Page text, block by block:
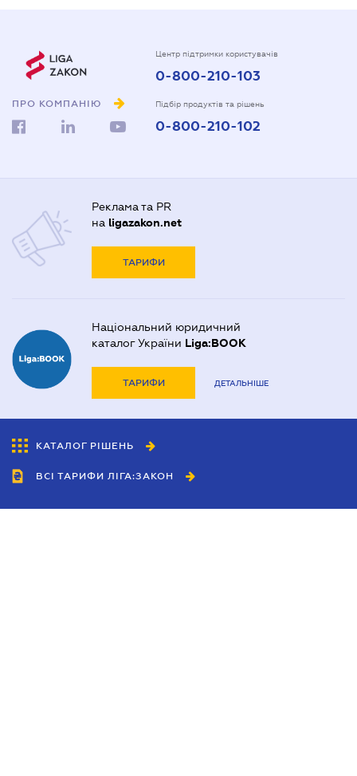
ПРО КОМПАНІЮ
Центр підтримки користувачів
0-800-210-103
Підбір продуктів та рішень
0-800-210-102
Реклама та PR
на ligazakon.net
ТАРИФИ
Національний юридичний
каталог України Liga:BOOK
ТАРИФИ ДЕТАЛЬНІШЕ
КАТАЛОГ РІШЕНЬ
ВСІ ТАРИФИ ЛІГА:ЗАКОН